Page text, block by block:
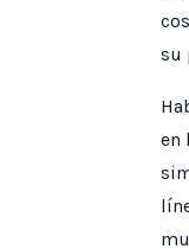
su
en